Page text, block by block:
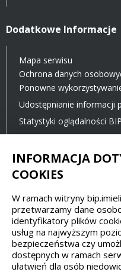
Dodatkowe Informacje
Mapa serwisu
Ochrona danych
Ponowne
Udostępnianie informacji
Statystyki oglądalności BIP
Ostatnia aktualizacja BIP:
Spełniamy
WCAG 2.1
INFORMACJA
COOKIES
W ramach witryny
przetwarzamy dane
identyfikatory plików
usług na najwyższym
bezpieczeństwa czy
dostępnych w ramach
ułatwień dla osób